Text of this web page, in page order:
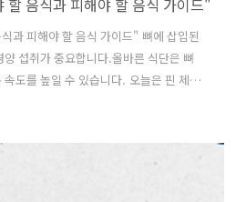
할 음식과 피해야 할 음식 가이드"
과 피해야 할 음식 가이드" 뼈에 삽입된
섭취가 중요합니다.올바른 식단은 뼈
도를 높일 수 있습니다. 오늘은 핀 제거
음식, 적당히 섭취할 음식을 알아보겠습
치즈, 멸치, 뼈째 먹는 생선등을 섭취하
육 회복을 돕습니다.- 닭가슴살, 생선, 달